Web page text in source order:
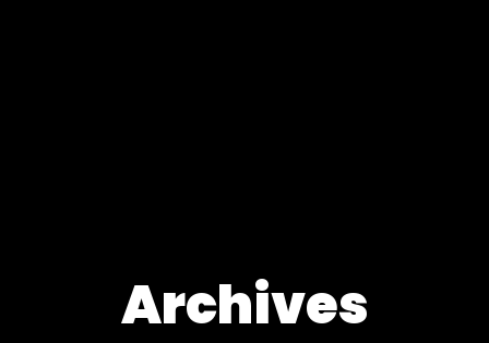
Archives